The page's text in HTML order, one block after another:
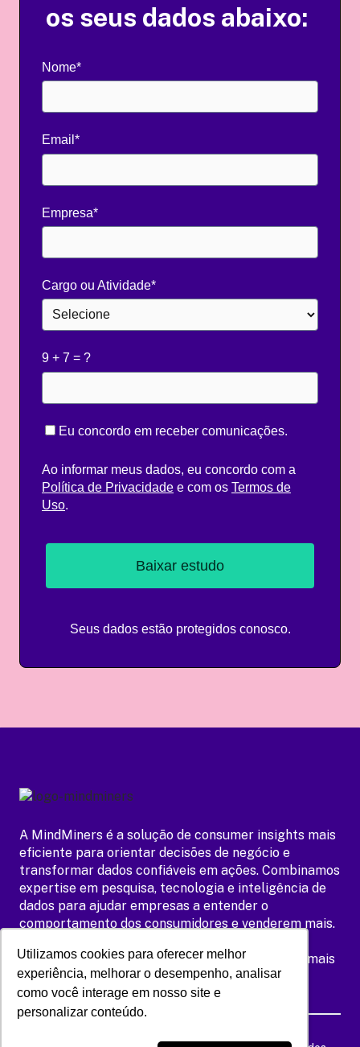
Utilizamos cookies para oferecer melhor
experiência, melhorar o desempenho, analisar
como você interage em nosso site e
personalizar conteúdo.
Utilizamos cookies para oferecer melhor
experiência, melhorar o desempenho, analisar
como você interage em nosso site e
personalizar conteúdo.
os seus dados abaixo:
Nome*
Email*
Empresa*
Cargo ou Atividade*
9 + 7 = ?
Eu concordo em receber comunicações.
Ao informar meus dados, eu concordo com a
Política de Privacidade e com os Termos de
Uso.
Baixar estudo
Seus dados estão protegidos conosco.
A MindMiners é a solução de consumer insights mais
eficiente para orientar decisões de negócio e
transformar dados confiáveis em ações. Combinamos
expertise em pesquisa, tecnologia e inteligência de
dados para ajudar empresas a entender o
comportamento dos consumidores e venderem mais.
proprietário e exclusivo, o MeSeems, que reúne mais
de 5 milhões de pessoas de todo o país.